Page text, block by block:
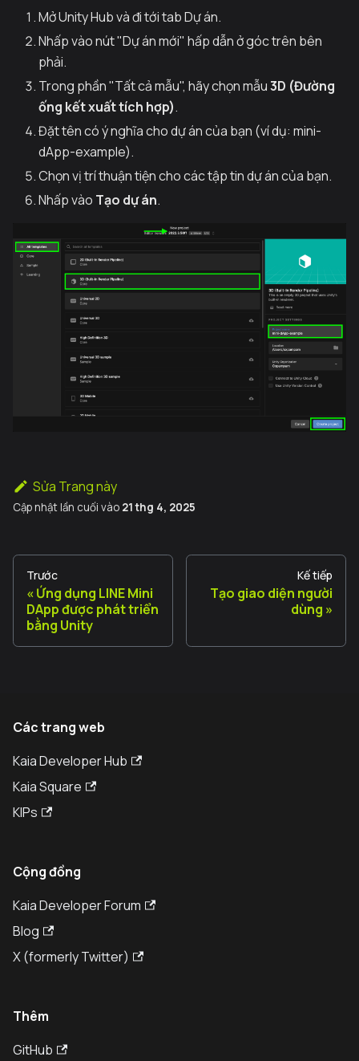
Mở Unity Hub và đi tới tab Dự án.
Nhấp vào nút "Dự án mới" hấp dẫn ở góc trên bên
phải.
Trong phần "Tất cả mẫu", hãy chọn mẫu3D (Đường
ống kết xuất tích hợp).
Đặt tên có ý nghĩa cho dự án của bạn (ví dụ: mini-
dApp-example).
Chọn vị trí thuận tiện cho các tập tin dự án của bạn.
Nhấp vào Tạo dự án.
Sửa Trang này
Cập nhật lần cuối vào 21 thg 4, 2025
Trước
Ứng dụng LINE Mini
DApp được phát triển
bằng Unity
Kế tiếp
Tạo giao diện người
dùng
Các trang web
Kaia Developer Hub
Kaia Square
KIPs
Cộng đồng
Kaia Developer Forum
Blog
X (formerly Twitter)
Thêm
GitHub